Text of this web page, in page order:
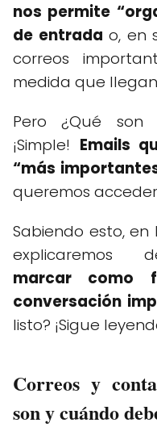
nos permite
de entrada o, en
correos
medida que
Pero ¿Qué son
¡Simple! Emails
“más
queremos
Sabiendo esto,
explicaremos
marcar como
conversación
listo? ¡Sigue
Correos y
son y cuándo